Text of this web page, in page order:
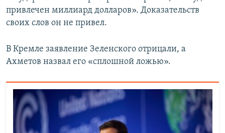
привлечен миллиард долларов». Доказательств
своих слов он не привел.
В Кремле заявление Зеленского отрицали, а
Ахметов назвал его «сплошной ложью».